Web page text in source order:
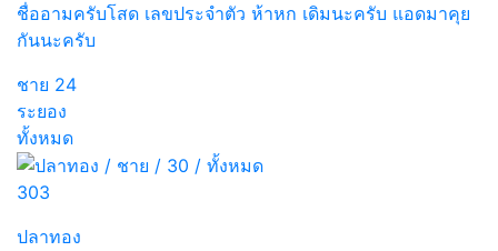
ชื่ออามครับโสด เลขประจำตัว ห้าหก เดิมนะครับ แอดมาคุย
กันนะครับ
ชาย 24
ระยอง
ทั้งหมด
303
ปลาทอง